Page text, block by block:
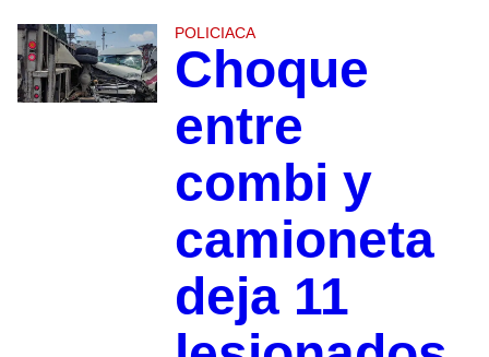
POLICIACA
Choque
entre
combi y
camioneta
deja 11